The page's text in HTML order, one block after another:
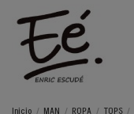
Inicio MAN ROPA TOPS